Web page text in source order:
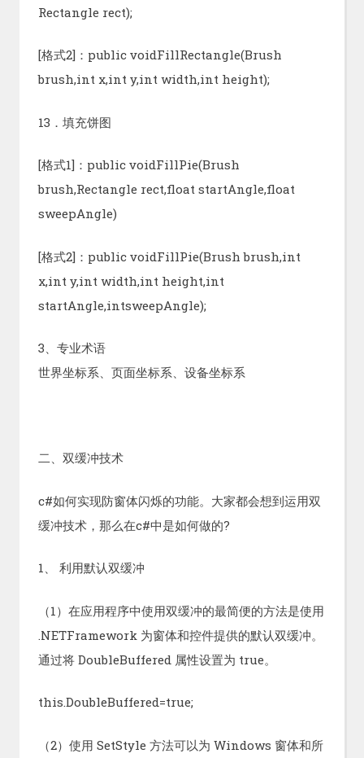
Rectangle rect);
[格式2]：public voidFillRectangle(Brush
brush,int x,int y,int width,int height);
13．填充饼图
[格式1]：public voidFillPie(Brush
brush,Rectangle rect,float startAngle,float
sweepAngle)
[格式2]：public voidFillPie(Brush brush,int
x,int y,int width,int height,int
startAngle,intsweepAngle);
3、专业术语
世界坐标系、页面坐标系、设备坐标系
二、双缓冲技术
c#如何实现防窗体闪烁的功能。大家都会想到运用双
缓冲技术，那么在c#中是如何做的?
1、 利用默认双缓冲
（1）在应用程序中使用双缓冲的最简便的方法是使用
.NETFramework 为窗体和控件提供的默认双缓冲。
通过将 DoubleBuffered 属性设置为 true。
this.DoubleBuffered=true;
（2）使用 SetStyle 方法可以为 Windows 窗体和所